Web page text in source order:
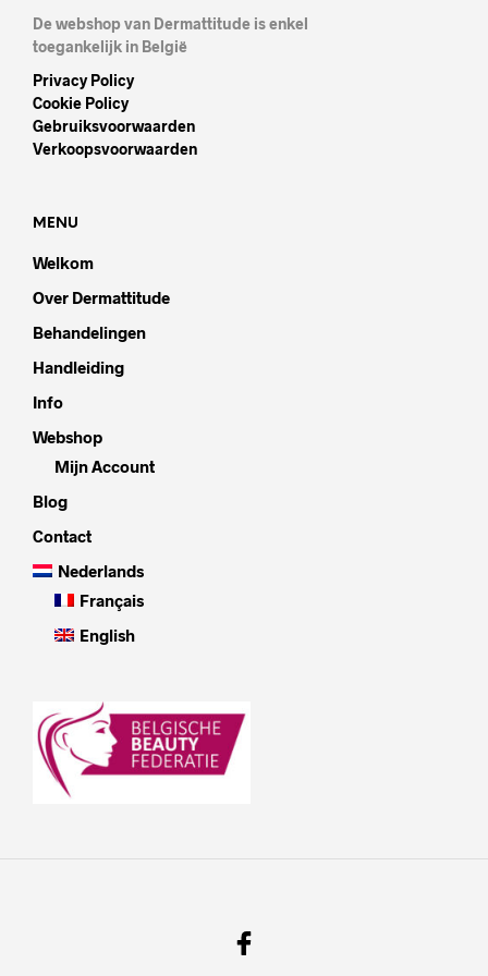
De webshop van Dermattitude is enkel
toegankelijk in België
Privacy Policy
Cookie Policy
Gebruiksvoorwaarden
Verkoopsvoorwaarden
MENU
Welkom
Over Dermattitude
Behandelingen
Handleiding
Info
Webshop
Mijn Account
Blog
Contact
Nederlands
Français
English